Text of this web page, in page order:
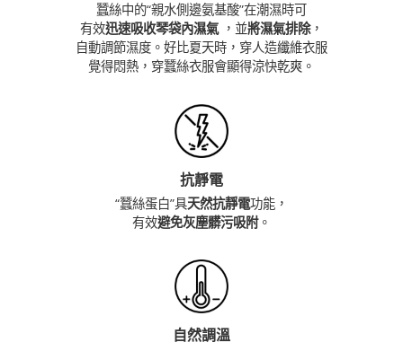
蠶絲中的“親水側邊氨基酸”在潮濕時可
有效迅速吸收琴袋內濕氣，並將濕氣排除，
自動調節濕度。好比夏天時，穿人造纖維衣服
覺得悶熱，穿蠶絲衣服會顯得涼快乾爽。
抗靜電
“蠶絲蛋白”具天然抗靜電功能，
有效避免灰塵髒污吸附。
自然調溫